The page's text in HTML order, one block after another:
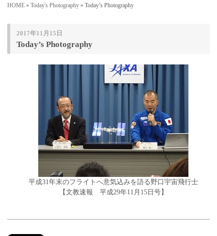
HOME » Today's Photography » Today’s Photography
2017年11月15日
Today’s Photography
平成31年末のフライトへ意気込みを語る野口宇宙飛行士
【文教速報 平成29年11月15日号】